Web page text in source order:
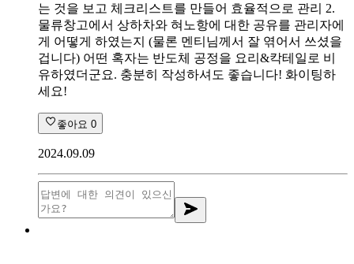
는 것을 보고 체크리스트를 만들어 효율적으로 관리 2.
물류창고에서 상하차와 혀노항에 대한 공유를 관리자에
게 어떻게 하였는지 (물론 멘티님께서 잘 엮어서 쓰셨을
겁니다) 어떤 혹자는 반도체 공정을 요리&칵테일로 비
유하였더군요. 충분히 작성하셔도 좋습니다! 화이팅하
세요!
좋아요 0
2024.09.09